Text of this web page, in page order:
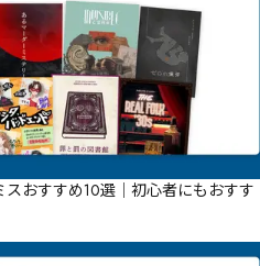
スおすすめ10選｜初心者にもおすす